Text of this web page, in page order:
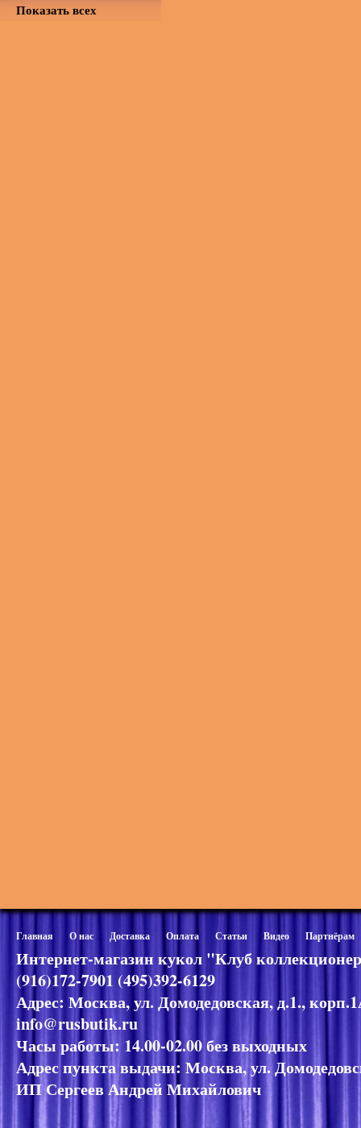
Показать всех
Главная О нас Доставка Оплата Статьи Видео Партнёрам
Интернет-магазин кукол "Клуб
(916)172-7901 (495)392-6129
Адрес: Москва, ул. Домодедовская, д.1.,
info@rusbutik.ru
Часы работы: 14.00-02.00 без выходных
Адрес пункта выдачи: Москва, ул.
ИП Сергеев Андрей Михайлович